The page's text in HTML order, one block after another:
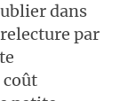
dans
par
coût